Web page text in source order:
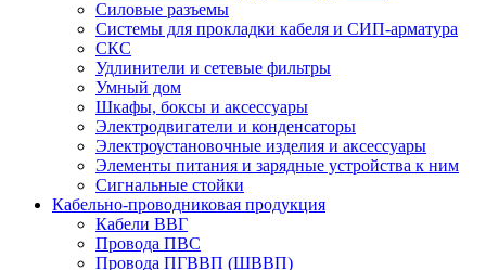
Силовые разъемы
Системы для прокладки кабеля и СИП-арматура
СКС
Удлинители и сетевые фильтры
Умный дом
Шкафы, боксы и аксессуары
Электродвигатели и конденсаторы
Электроустановочные изделия и аксессуары
Элементы питания и зарядные устройства к ним
Сигнальные стойки
Кабельно-проводниковая продукция
Кабели ВВГ
Провода ПВС
Провода ПГВВП (ШВВП)